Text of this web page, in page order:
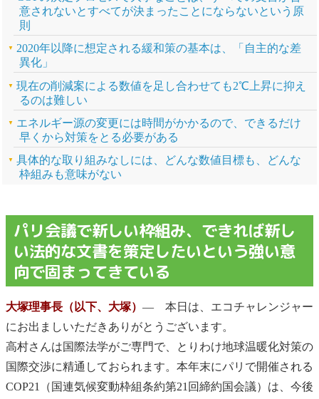
意されないとすべてが決まったことにならないという原
則
2020年以降に想定される緩和策の基本は、「自主的な差
異化」
現在の削減案による数値を足し合わせても2℃上昇に抑え
るのは難しい
エネルギー源の変更には時間がかかるので、できるだけ
早くから対策をとる必要がある
具体的な取り組みなしには、どんな数値目標も、どんな
枠組みも意味がない
パリ会議で新しい枠組み、できれば新し
い法的な文書を策定したいという強い意
向で固まってきている
大塚理事長（以下、大塚） ― 本日は、エコチャレンジャー
にお出ましいただきありがとうございます。
高村さんは国際法学がご専門で、とりわけ地球温暖化対策の
国際交渉に精通しておられます。本年末にパリで開催される
COP21（国連気候変動枠組条約第21回締約国会議）は、今後